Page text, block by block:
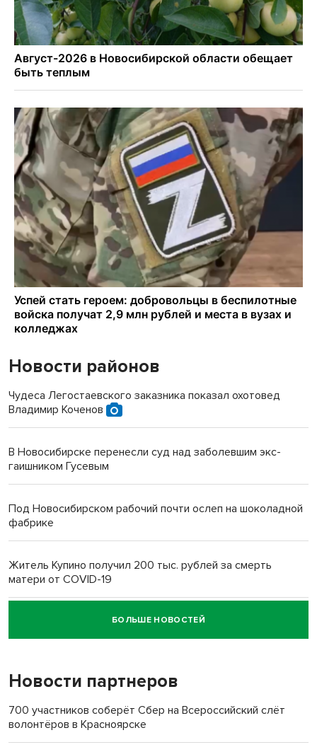
Новости районов
Чудеса Легостаевского заказника показал охотовед
Владимир Коченов
В Новосибирске перенесли суд над заболевшим экс-
гаишником Гусевым
Под Новосибирском рабочий почти ослеп на шоколадной
фабрике
Житель Купино получил 200 тыс. рублей за смерть
матери от COVID-19
Новосибирский суд наказал водителя за смерть
пенсионерки на вокзале
БОЛЬШЕ НОВОСТЕЙ
Новости партнеров
700 участников соберёт Сбер на Всероссийский слёт
волонтёров в Красноярске